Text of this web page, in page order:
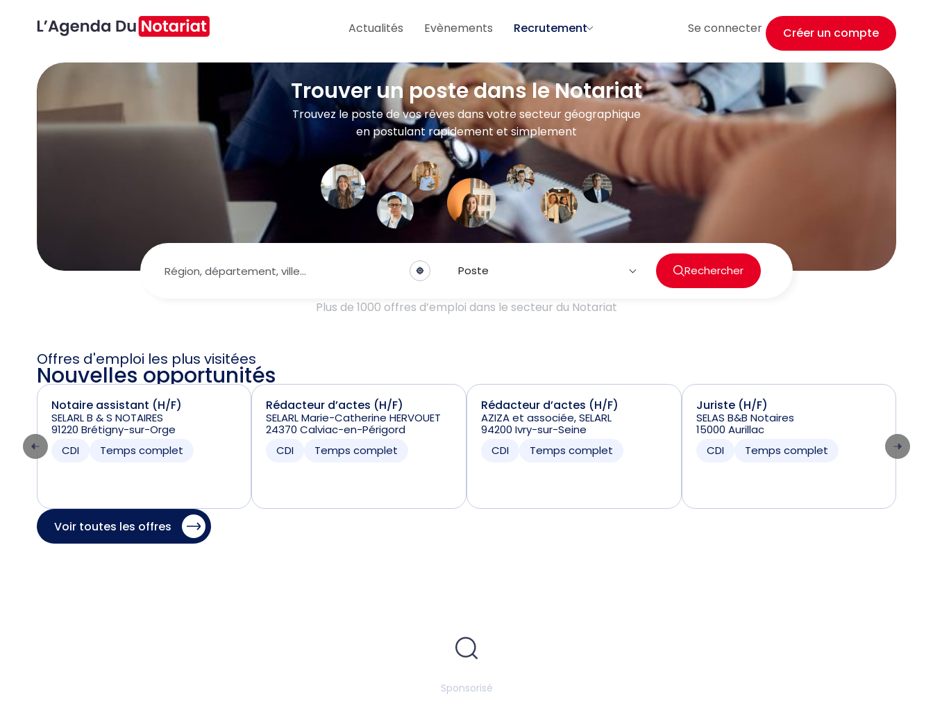
Actualités Evènements Recrutement Se connecter Créer un compte
Trouver un poste dans le Notariat
Trouvez le poste de vos rêves dans votre secteur géographique
en postulant rapidement et simplement
Poste Rechercher
Plus de 1000 offres d’emploi dans le secteur du Notariat
Offres d'emploi les plus visitées
Nouvelles opportunités
Notaire assistant (H/F)
SELARL B & S NOTAIRES
91220 Brétigny-sur-Orge
CDI
Temps complet
Rédacteur d’actes (H/F)
SELARL Marie-Catherine HERVOUET
24370 Calviac-en-Périgord
CDI
Temps complet
Rédacteur d’actes (H/F)
AZIZA et associée, SELARL
94200 Ivry-sur-Seine
CDI
Temps complet
Juriste (H/F)
SELAS B&B Notaires
15000 Aurillac
CDI
Temps complet
Voir toutes les offres
Sponsorisé